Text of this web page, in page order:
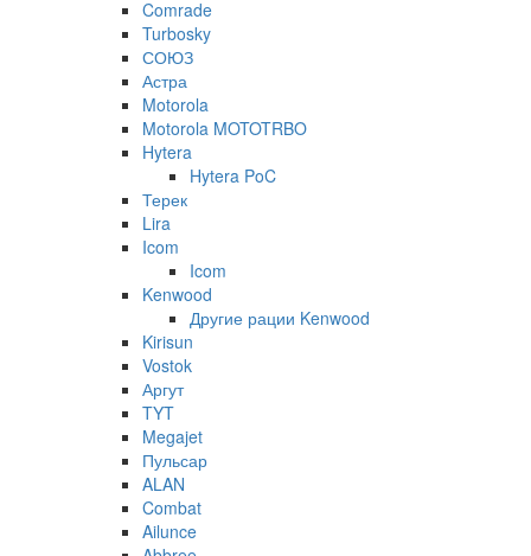
Comrade
Turbosky
СОЮЗ
Астра
Motorola
Motorola MOTOTRBO
Hytera
Hytera PoC
Терек
Lira
Icom
Icom
Kenwood
Другие рации Kenwood
Kirisun
Vostok
Аргут
TYT
Megajet
Пульсар
ALAN
Combat
Ailunce